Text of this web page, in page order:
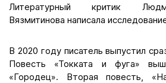
Литературный критик
Вязмитинова написала
В 2020 году писатель выпустил
Повесть «Токката и фуга»
«Городец». Вторая повесть,